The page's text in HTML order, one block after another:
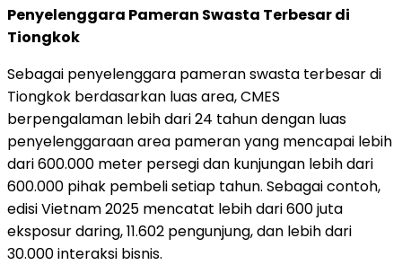
Penyelenggara Pameran Swasta Terbesar di
Tiongkok
Sebagai penyelenggara pameran swasta terbesar di
Tiongkok berdasarkan luas area, CMES
berpengalaman lebih dari 24 tahun dengan luas
penyelenggaraan area pameran yang mencapai lebih
dari 600.000 meter persegi dan kunjungan lebih dari
600.000 pihak pembeli setiap tahun. Sebagai contoh,
edisi Vietnam 2025 mencatat lebih dari 600 juta
eksposur daring, 11.602 pengunjung, dan lebih dari
30.000 interaksi bisnis.